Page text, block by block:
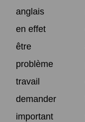
anglais
en effet
être
problème
travail
demander
important